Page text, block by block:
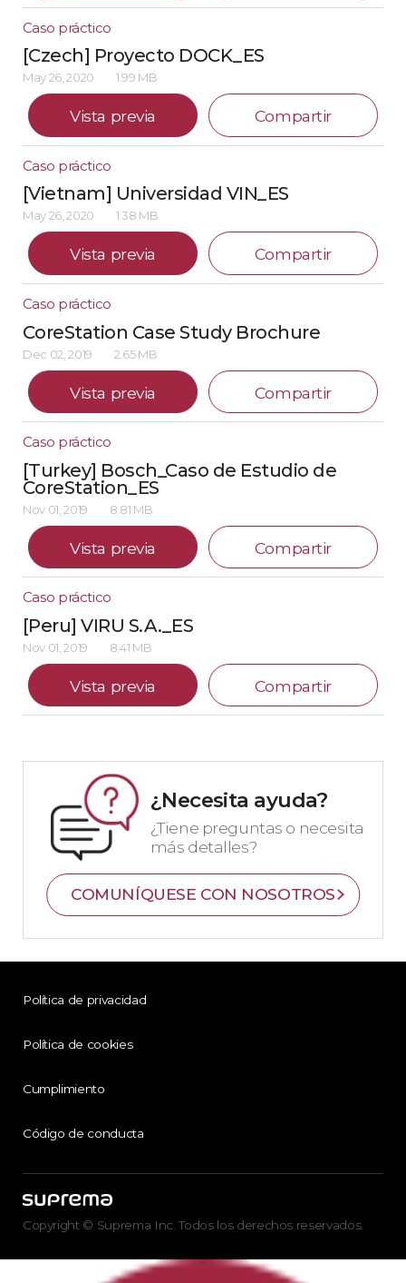
Caso práctico
[Czech] Proyecto DOCK_ES
May 26, 2020 1.99 MB
Vista previa Compartir
Caso práctico
[Vietnam] Universidad VIN_ES
May 26, 2020 1.38 MB
Vista previa Compartir
Caso práctico
CoreStation Case Study Brochure
Dec 02, 2019 2.65 MB
Vista previa Compartir
Caso práctico
[Turkey] Bosch_Caso de Estudio de
CoreStation_ES
Nov 01, 2019 8.81 MB
Vista previa Compartir
Caso práctico
[Peru] VIRU S.A._ES
Nov 01, 2019 8.41 MB
Vista previa Compartir
¿Necesita ayuda?
¿Tiene preguntas o necesita
más detalles?
COMUNÍQUESE CON NOSOTROS
Política de privacidad
Política de cookies
Cumplimiento
Código de conducta
Copyright © Suprema Inc. Todos los derechos reservados.